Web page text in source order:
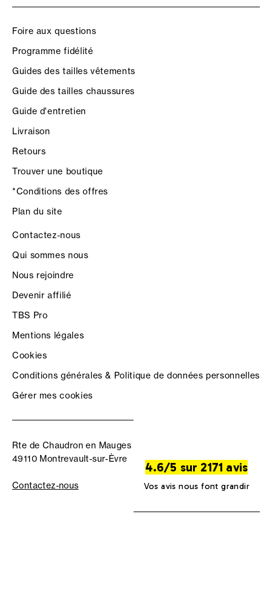
Foire aux questions
Programme fidélité
Guides des tailles vêtements
Guide des tailles chaussures
Guide d'entretien
Livraison
Retours
Trouver une boutique
*Conditions des offres
Plan du site
Contactez-nous
Qui sommes nous
Nous rejoindre
Devenir affilié
TBS Pro
Mentions légales
Cookies
Conditions générales & Politique de données personnelles
Gérer mes cookies
Rte de Chaudron en Mauges
49110 Montrevault-sur-Èvre
Contactez-nous
4.6/5 sur 2171 avis
Vos avis nous font grandir